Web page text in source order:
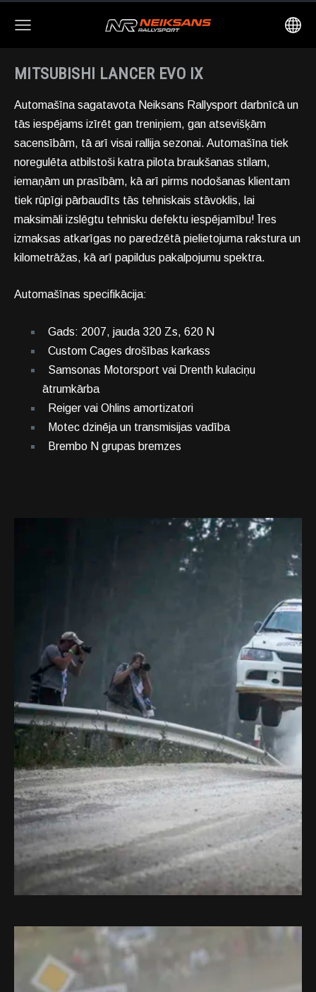
MITSUBISHI LANCER EVO IX
Automašīna sagatavota Neiksans Rallysport darbnīcā un
tās iespējams izīrēt gan treniņiem, gan atsevišķām
sacensībām, tā arī visai rallija sezonai. Automašīna tiek
noregulēta atbilstoši katra pilota braukšanas stilam,
iemaņām un prasībām, kā arī pirms nodošanas klientam
tiek rūpīgi pārbaudīts tās tehniskais stāvoklis, lai
maksimāli izslēgtu tehnisku defektu iespējamību! Īres
izmaksas atkarīgas no paredzētā pielietojuma rakstura un
kilometrāžas, kā arī papildus pakalpojumu spektra.
Automašīnas specifikācija:
Gads: 2007, jauda 320 Zs, 620 N
Custom Cages drošības karkass
Samsonas Motorsport vai Drenth kulaciņu
ātrumkārba
Reiger vai Ohlins amortizatori
Motec dzinēja un transmisijas vadība
Brembo N grupas bremzes